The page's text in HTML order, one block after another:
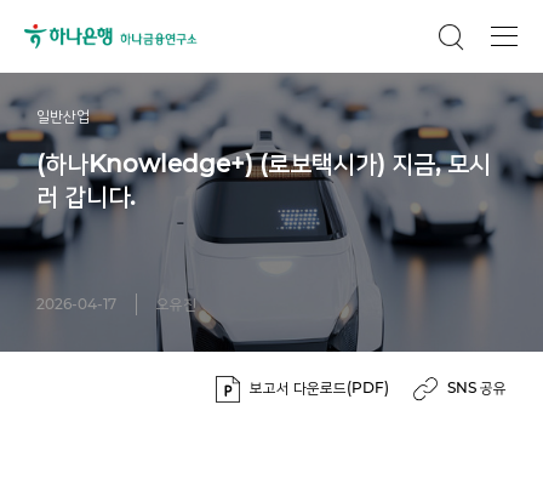
일반산업
(하나Knowledge+) (로보택시가) 지금, 모시
러 갑니다.
2026-04-17 오유진
보고서 다운로드(PDF) SNS 공유